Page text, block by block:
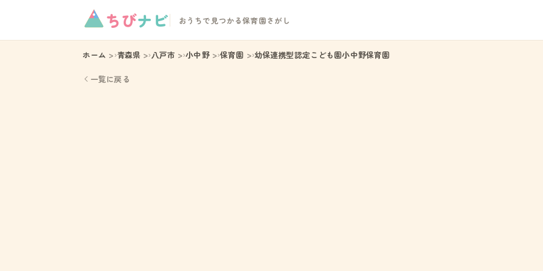
ちびナビ おうちで見つかる保育園さがし
ホーム 青森県 八戸市 小中野 保育園 幼保連携型認定こども園小中野保育園
一覧に戻る